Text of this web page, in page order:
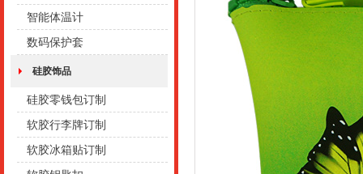
智能体温计
数码保护套
硅胶饰品
硅胶零钱包订制
软胶行李牌订制
软胶冰箱贴订制